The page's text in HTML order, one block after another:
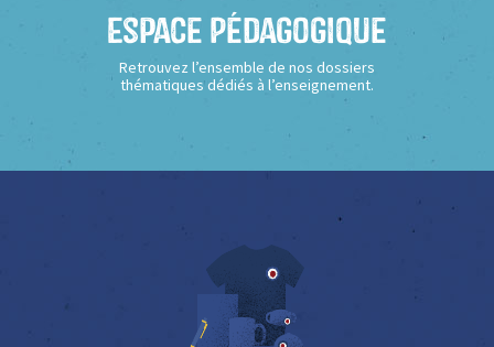
Espace Pédagogique
Retrouvez l’ensemble de nos dossiers
thématiques dédiés à l’enseignement.